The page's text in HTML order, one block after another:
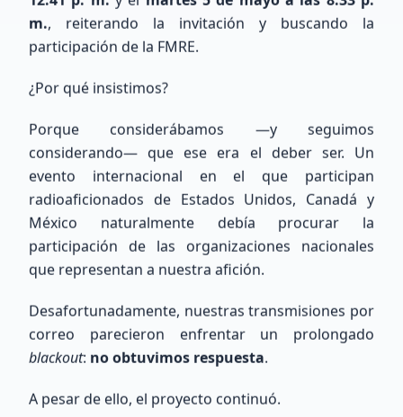
COMUNIDAD XE
Nuestros Miembros
Recientes
Conoce a los entusiastas que se han unido a
nuestra red de radioaficionados a nivel nacional
e internacional.
175miembros totales 0 ubicados
m., reiterando la invitación y buscando la
participación de la FMRE.
¿Por qué insistimos?
Porque considerábamos —y seguimos
considerando— que ese era el deber ser. Un
evento internacional en el que participan
radioaficionados de Estados Unidos, Canadá y
México naturalmente debía procurar la
participación de las organizaciones nacionales
que representan a nuestra afición.
Desafortunadamente, nuestras transmisiones por
correo parecieron enfrentar un prolongado
blackout: no obtuvimos respuesta.
A pesar de ello, el proyecto continuó.